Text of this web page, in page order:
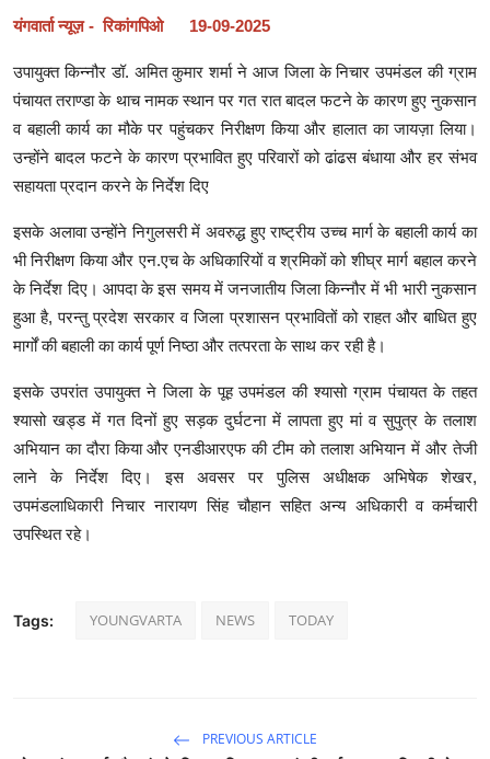
यंगवार्ता न्यूज़ - रिकांगपिओ 19-09-2025
उपायुक्त किन्नौर डॉ. अमित कुमार शर्मा ने आज जिला के निचार उपमंडल की ग्राम
पंचायत तराण्डा के थाच नामक स्थान पर गत रात बादल फटने के कारण हुए नुकसान
व बहाली कार्य का मौके पर पहुंचकर निरीक्षण किया और हालात का जायज़ा लिया।
उन्होंने बादल फटने के कारण प्रभावित हुए परिवारों को ढांढस बंधाया और हर संभव
सहायता प्रदान करने के निर्देश दिए
इसके अलावा उन्होंने निगुलसरी में अवरुद्ध हुए राष्ट्रीय उच्च मार्ग के बहाली कार्य का
भी निरीक्षण किया और एन.एच के अधिकारियों व श्रमिकों को शीघ्र मार्ग बहाल करने
के निर्देश दिए। आपदा के इस समय में जनजातीय जिला किन्नौर में भी भारी नुकसान
हुआ है, परन्तु प्रदेश सरकार व जिला प्रशासन प्रभावितों को राहत और बाधित हुए
मार्गों की बहाली का कार्य पूर्ण निष्ठा और तत्परता के साथ कर रही है।
इसके उपरांत उपायुक्त ने जिला के पूह उपमंडल की श्यासो ग्राम पंचायत के तहत
श्यासो खड्ड में गत दिनों हुए सड़क दुर्घटना में लापता हुए मां व सुपुत्र के तलाश
अभियान का दौरा किया और एनडीआरएफ की टीम को तलाश अभियान में और तेजी
लाने के निर्देश दिए। इस अवसर पर पुलिस अधीक्षक अभिषेक शेखर,
उपमंडलाधिकारी निचार नारायण सिंह चौहान सहित अन्य अधिकारी व कर्मचारी
उपस्थित रहे।
Tags: YOUNGVARTA NEWS TODAY
PREVIOUS ARTICLE